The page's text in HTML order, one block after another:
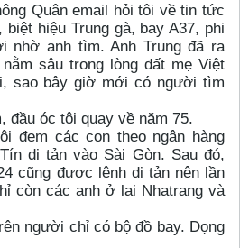
Quân email hỏi tôi về tin tức
biệt hiệu Trung gà, bay A37, phi
nhờ anh tìm. Anh Trung đã ra
sâu trong lòng đất mẹ Việt
sao bây giờ mới có người tìm
đầu óc tôi quay về năm 75.
đem các con theo ngân hàng
di tản vào Sài Gòn. Sau đó,
cũng được lệnh di tản nên lần
còn các anh ở lại Nhatrang và
người chỉ có bộ đồ bay. Dọng